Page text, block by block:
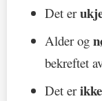
Det er
Alder og
bekreftet
Det er